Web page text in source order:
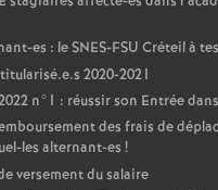
es : leSNES-FSU Créteil à
2020-2021
n°1 : réussir son Entrée
des frais de
les alternant-es !
versement du salaire